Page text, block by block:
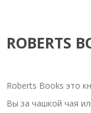
ROBERTS
Roberts Books это
Вы за чашкой чая